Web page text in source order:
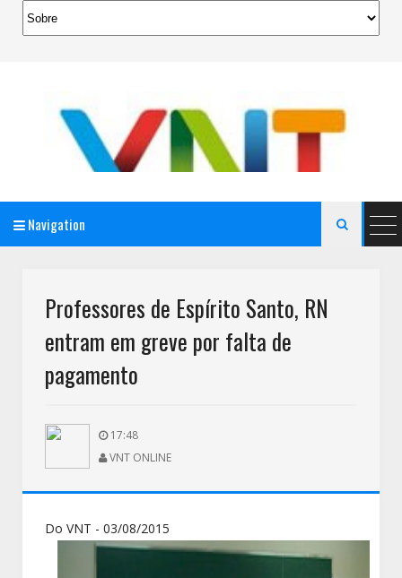
Navigation 
Professores de Espírito Santo, RN
entram em greve por falta de
pagamento
17:48
VNT ONLINE
Do VNT - 03/08/2015